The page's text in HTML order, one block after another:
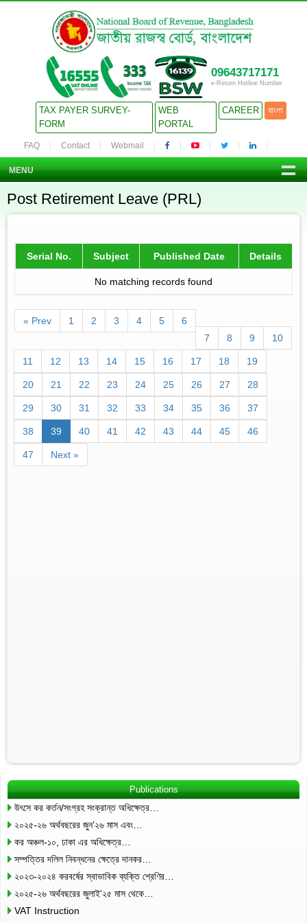
09643717171
e-Return Hotline Number
TAX PAYER SURVEY-
FORM
WEB
PORTAL
CAREER বাংলা
FAQ Contact Webmail
MENU
Post Retirement Leave (PRL)
Serial No. Subject Published Date Details
No matching records found
« Prev 1 2 3 4 5
6
7
8 9 10
11 12 13 14 15 16 17 18 19
20 21 22 23 24 25 26 27 28
29 30 31 32 33 34 35 36 37
38 39 40 41 42 43 44 45 46
47 Next »
Publications
উৎসে কর কর্তন/সংগ্রহ সংক্রান্ত অধিক্ষেত্র…
২০২৫-২৬ অর্থবছরের জুন’২৬ মাস এবং…
কর অঞ্চল-১০, ঢাকা এর অধিক্ষেত্র…
সম্পত্তির দলিল নিবন্ধনের ক্ষেত্রে দানকর…
২০২৩-২০২৪ করবর্ষের স্বাভাবিক ব্যক্তি শ্রেণির…
২০২৫-২৬ অর্থবছরের জুলাই’২৫ মাস থেকে…
VAT Instruction